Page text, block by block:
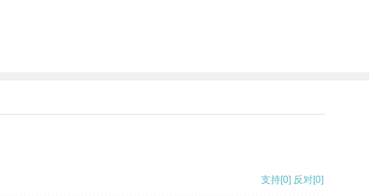
支持[0] 反对[0]